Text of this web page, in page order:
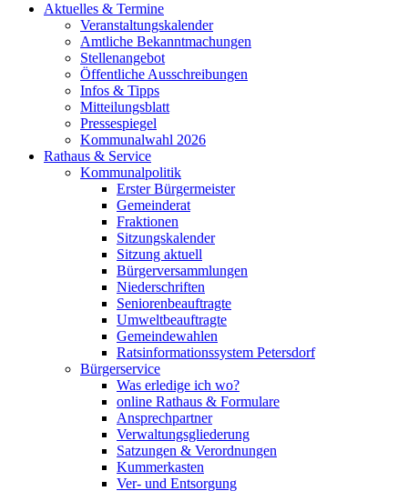
Aktuelles & Termine
Veranstaltungskalender
Amtliche Bekanntmachungen
Stellenangebot
Öffentliche Ausschreibungen
Infos & Tipps
Mitteilungsblatt
Pressespiegel
Kommunalwahl 2026
Rathaus & Service
Kommunalpolitik
Erster Bürgermeister
Gemeinderat
Fraktionen
Sitzungskalender
Sitzung aktuell
Bürgerversammlungen
Niederschriften
Seniorenbeauftragte
Umweltbeauftragte
Gemeindewahlen
Ratsinformationssystem Petersdorf
Bürgerservice
Was erledige ich wo?
online Rathaus & Formulare
Ansprechpartner
Verwaltungsgliederung
Satzungen & Verordnungen
Kummerkasten
Ver- und Entsorgung